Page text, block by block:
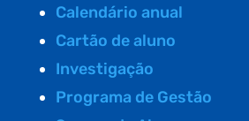
Calendário anual
Cartão de aluno
Investigação
Programa de Gestão